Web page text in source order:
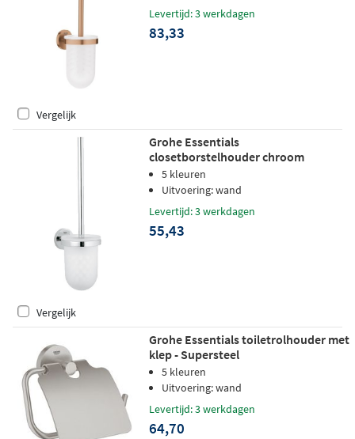
Levertijd: 3 werkdagen
83,33
Vergelijk
Grohe Essentials
closetborstelhouder chroom
5 kleuren
Uitvoering: wand
Levertijd: 3 werkdagen
55,43
Vergelijk
Grohe Essentials toiletrolhouder met
klep - Supersteel
5 kleuren
Uitvoering: wand
Levertijd: 3 werkdagen
64,70